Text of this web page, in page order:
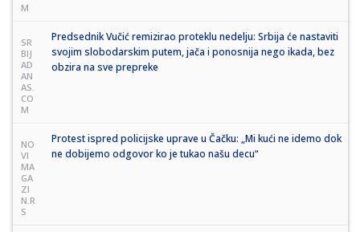
M
SR
BIJ
AD
AN
AS.
CO
M
Predsednik Vučić remizirao proteklu nedelju: Srbija će nastaviti
svojim slobodarskim putem, jača i ponosnija nego ikada, bez
obzira na sve prepreke
NO
VI
MA
GA
ZI
N.R
S
Protest ispred policijske uprave u Čačku: „Mi kući ne idemo dok
ne dobijemo odgovor ko je tukao našu decu“